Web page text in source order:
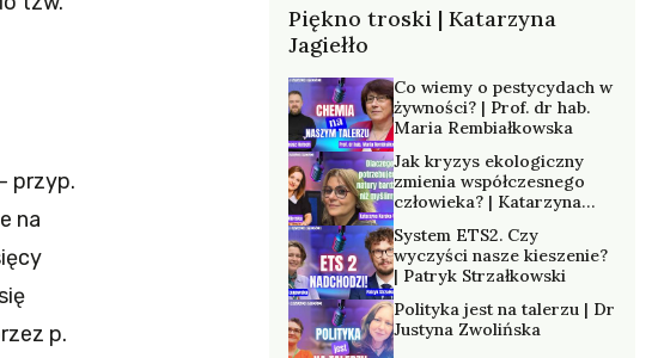
przyp.
na
p.
Piękno troski | Katarzyna
Jagiełło
Co wiemy o pestycydach w
żywności? | Prof. dr hab.
Maria Rembiałkowska
Jak kryzys ekologiczny
zmienia współczesnego
człowieka? | Katarzyna
System ETS2. Czy
wyczyści nasze kieszenie?
| Patryk Strzałkowski
Polityka jest na talerzu | Dr
Justyna Zwolińska